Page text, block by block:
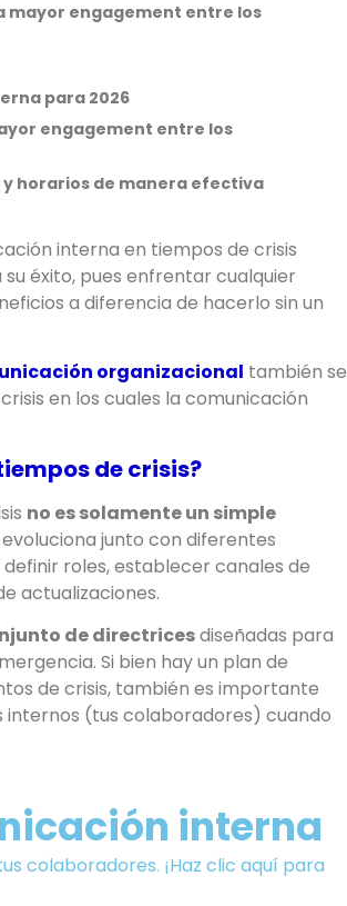
mayor engagement entre los
para 2026
engagement entre los
horarios de manera efectiva
interna en tiempos de crisis
éxito, pues enfrentar cualquier
a diferencia de hacerlo sin un
organizacional también se
en los cuales la comunicación
de crisis?
no es solamente un simple
junto con diferentes
roles, establecer canales de
actualizaciones.
de directricesdiseñadas para
Si bien hay un plan de
de crisis, también es importante
(tus colaboradores) cuando
interna
colaboradores. ¡Haz clic aquí para